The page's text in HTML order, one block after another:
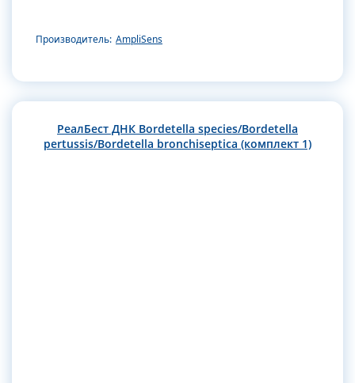
Производитель: AmpliSens
РеалБест ДНК Bordetella species/Bordetella
pertussis/Bordetella bronchiseptica (комплект 1)